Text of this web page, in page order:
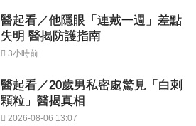
醫起看／他隱眼「連戴一週」差點
失明 醫揭防護指南
3小時前
醫起看／20歲男私密處驚見「白刺
顆粒」醫揭真相
2026-08-06 13:07